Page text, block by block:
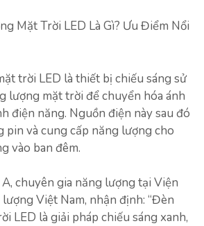
Mặt Trời LED Là Gì? Ưu Điểm Nổi
trời LED là thiết bị chiếu sáng sử
lượng mặt trời để chuyển hóa ánh
điện năng. Nguồn điện này sau đó
và cung cấp năng lượng cho
vào ban đêm.
chuyên gia năng lượng tại Viện
Việt Nam, nhận định: “Đèn
LED là giải pháp chiếu sáng xanh,